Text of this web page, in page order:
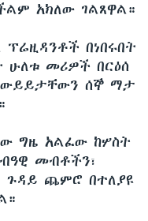
አክለው ገልጸዋል።
በነበሩበት
ሁለቱ መሪዎች በርዕሰ
ውይይታቸውን ሰኞ ማታ
ግዜ አልፈው ከሦስት
መብቶችን፣
ጉዳይ ጨምሮ በተለያዩ